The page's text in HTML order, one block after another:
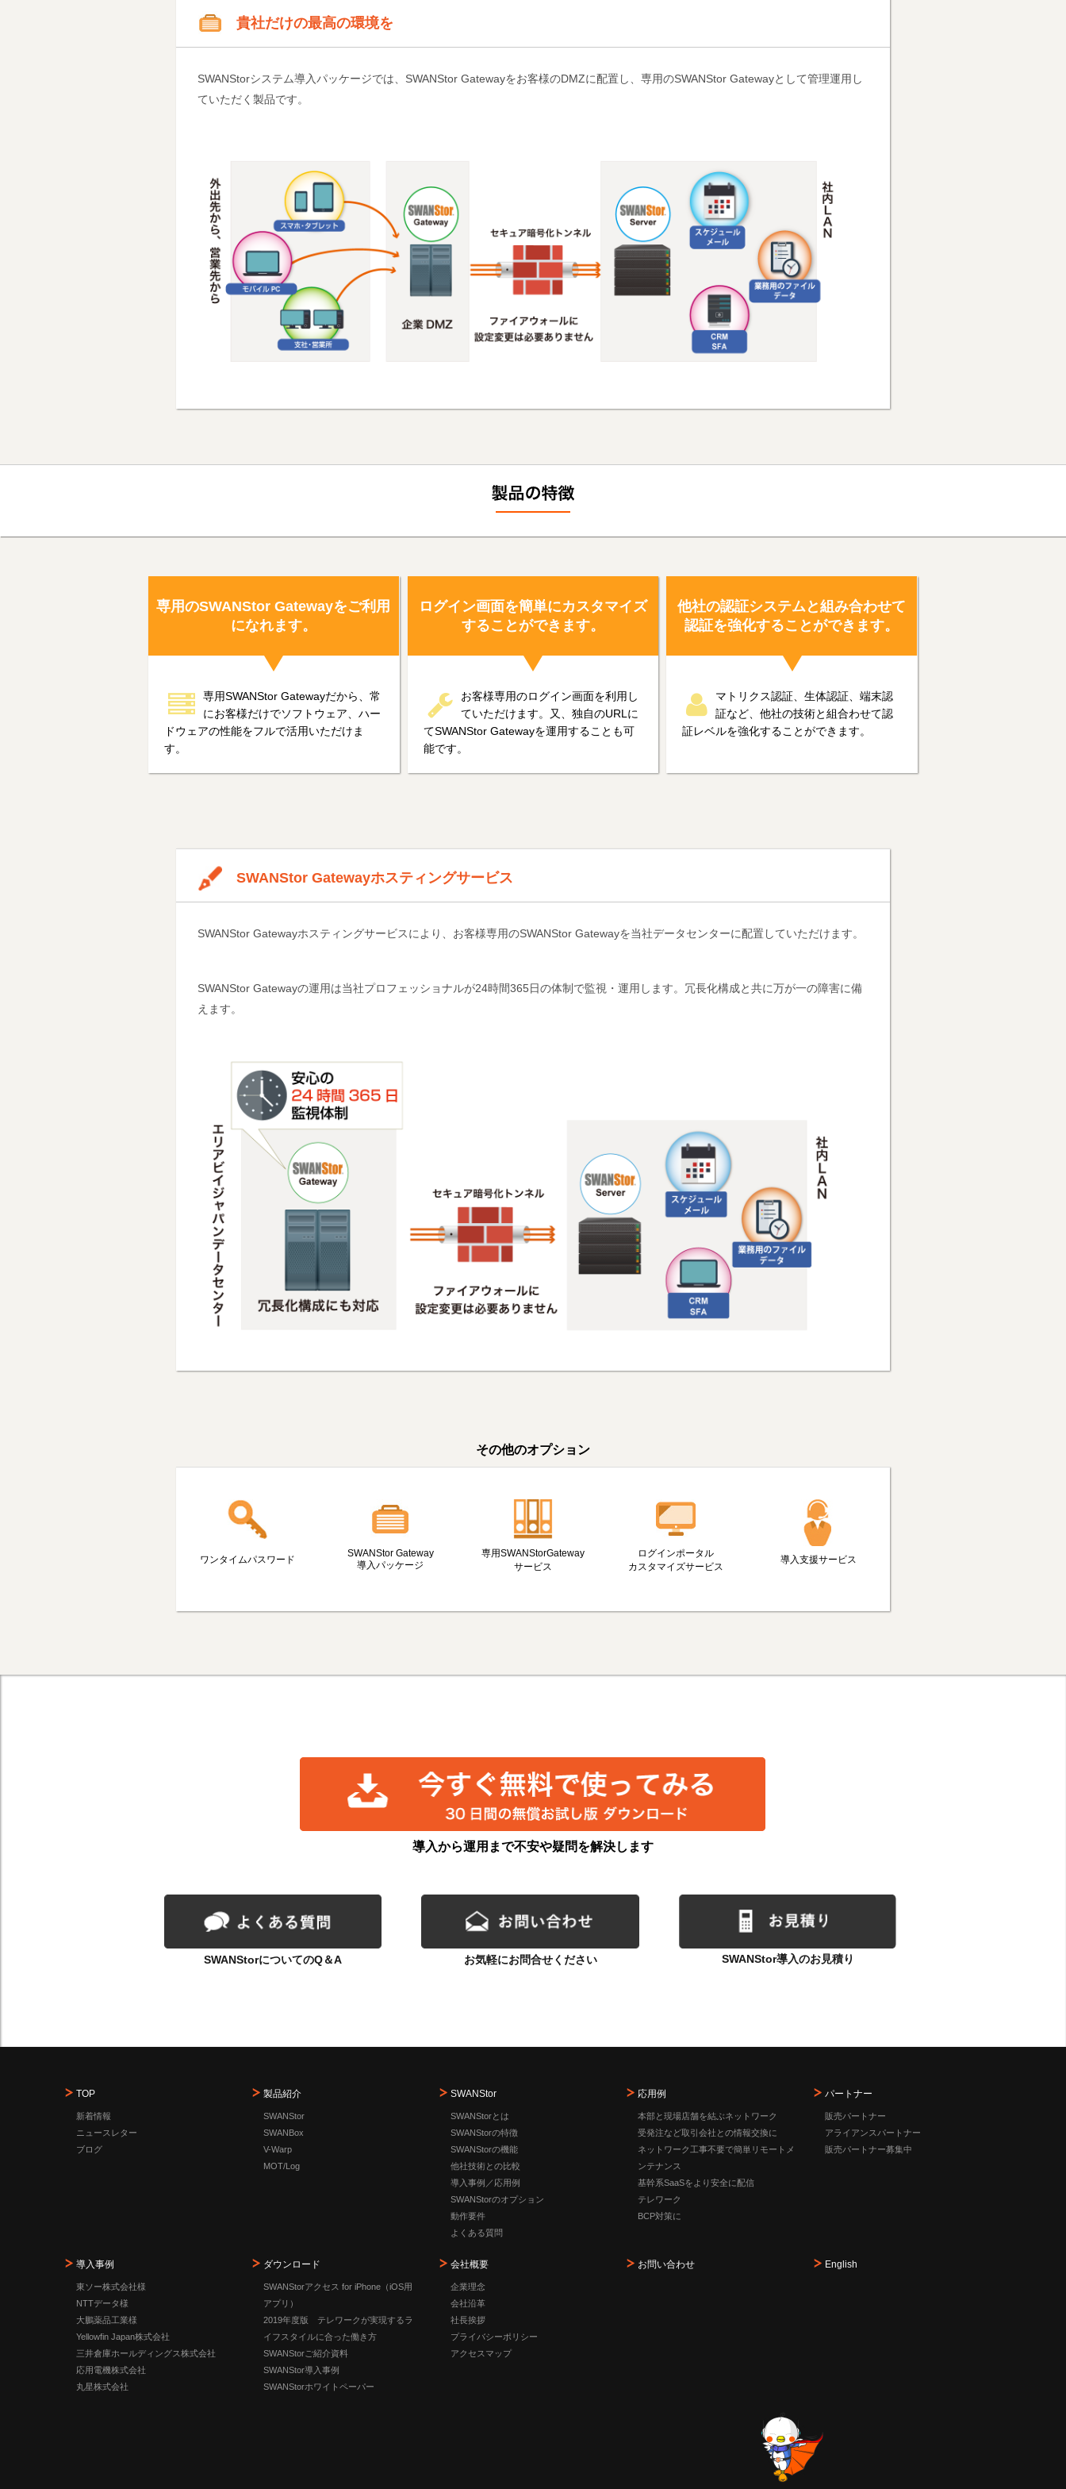
貴社だけの最高の環境を
SWANStorシステム導入パッケージでは、SWANStor Gatewayをお客様のDMZに配置し、専用のSWANStor Gatewayとして管理運用し
ていただく製品です。
専用のSWANStor Gatewayをご利用
になれます。
専用SWANStor Gatewayだから、常
にお客様だけでソフトウェア、ハー
ドウェアの性能をフルで活用いただけま
す。
ログイン画面を簡単にカスタマイズ
することができます。
お客様専用のログイン画面を利用し
ていただけます。又、独自のURLに
てSWANStor Gatewayを運用することも可
能です。
他社の認証システムと組み合わせて
認証を強化することができます。
マトリクス認証、生体認証、端末認
証など、他社の技術と組合わせて認
証レベルを強化することができます。
SWANStor Gatewayホスティングサービス
SWANStor Gatewayホスティングサービスにより、お客様専用のSWANStor Gatewayを当社データセンターに配置していただけます。
SWANStor Gatewayの運用は当社プロフェッショナルが24時間365日の体制で監視・運用します。冗長化構成と共に万が一の障害に備
えます。
その他のオプション
ワンタイムパスワード
SWANStor Gateway
導入パッケージ
専用SWANStorGateway
サービス
ログインポータル
カスタマイズサービス
導入支援サービス
導入から運用まで不安や疑問を解決します
SWANStorについてのQ＆A お気軽にお問合せください SWANStor導入のお見積り
TOP
新着情報
ニュースレター
ブログ
製品紹介
SWANStor
SWANBox
V-Warp
MOT/Log
SWANStor
SWANStorとは
SWANStorの特徴
SWANStorの機能
他社技術との比較
導入事例／応用例
SWANStorのオプション
動作要件
よくある質問
応用例
本部と現場店舗を結ぶネットワーク
受発注など取引会社との情報交換に
ネットワーク工事不要で簡単リモートメ
ンテナンス
基幹系SaaSをより安全に配信
テレワーク
BCP対策に
パートナー
販売パートナー
アライアンスパートナー
販売パートナー募集中
導入事例
東ソー株式会社様
NTTデータ様
大鵬薬品工業様
Yellowfin Japan株式会社
三井倉庫ホールディングス株式会社
応用電機株式会社
丸星株式会社
ダウンロード
SWANStorアクセス for iPhone（iOS用
アプリ）
2019年度版 テレワークが実現するラ
イフスタイルに合った働き方
SWANStorご紹介資料
SWANStor導入事例
SWANStorホワイトペーパー
会社概要
企業理念
会社沿革
社長挨拶
プライバシーポリシー
アクセスマップ
お問い合わせ English